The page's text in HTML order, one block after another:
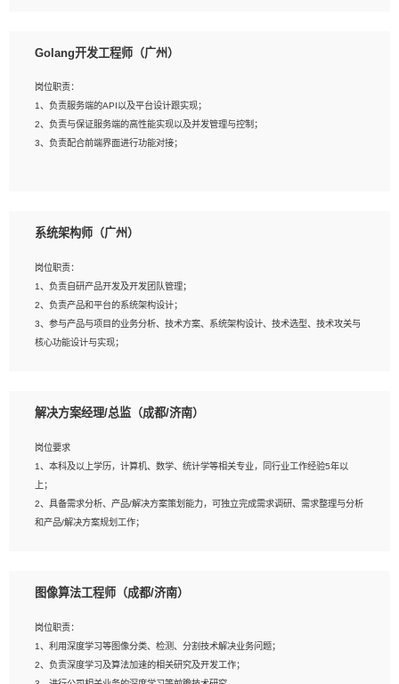
2、熟悉PostgreSQL、redis、MongoDB、ElasticSearch等开源数据库运维管理，
4、熟悉Hadoop、HBASE、Spark等大数据平台优先。
5、熟悉linux或任意一种unix操作系统，如有较强操作系统侧工作经验者优先。
6、具备丰富的项目实施经验，较强的自我学习能力。
Golang开发工程师（广州）
岗位职责：
1、负责服务端的API以及平台设计跟实现；
2、负责与保证服务端的高性能实现以及并发管理与控制；
3、负责配合前端界面进行功能对接；
2、1年以上Golang开发工作经验，能独立完成相应项目开发；
与实现，熟悉常用开源框架及设计模式；
4、熟悉Golang、连接池、消息队列等组件使用、熟悉后端开发、测试、调试流程
跟工具使用；
5、对技术有激情，喜欢钻研，能快速接受和掌握新技术，学习能力和工作责任心
强，良好的沟通表达能力和团队协作能力。
系统架构师（广州）
岗位职责：
1、负责自研产品开发及开发团队管理；
2、负责产品和平台的系统架构设计；
3、参与产品与项目的业务分析、技术方案、系统架构设计、技术选型、技术攻关与
核心功能设计与实现；
岗位要求：
1、全日制统招本科及以上学历，计算机相关专业毕业，5年以上开发工作经验；
2、具有扎实的java编程功底和良好的编码习惯，有分布式、多线程及高并发系统开
发经验和性能调优经验尤佳；熟悉JVM调优；掌握基础中间件、基础架构方案和云
平台、云产品功能特性，熟练使用相关平台的功能和了解其背后实现机制；
研发管理流程建设经验；
种常用框架和技术Springboot、Shiro、springcloud等；熟悉Linux常用命令和了解
常用脚本语言，较丰富的线上系统运维经验，复杂问题排查思路清晰。
解决方案经理/总监（成都/济南）
岗位要求
1、本科及以上学历，计算机、数学、统计学等相关专业，同行业工作经验5年以
上；
2、具备需求分析、产品/解决方案策划能力，可独立完成需求调研、需求整理与分析
和产品/解决方案规划工作；
相关的解决方案，包括视频分析、图像识别、NLP、OCR、机器学习等；
AI算法框架，对人脸识别、目标检测、图像识别、OCR、NLP等AI算法有深刻理
解。具有AI平台级产品/解决方案从业经验者优先。具有大数据技术背景者优先；
6、具备良好的客户意识与沟通能力，善于学习思考、创新与团队协作，认真负责、
图像算法工程师（成都/济南）
岗位职责：
1、利用深度学习等图像分类、检测、分割技术解决业务问题；
2、负责深度学习及算法加速的相关研究及开发工作；